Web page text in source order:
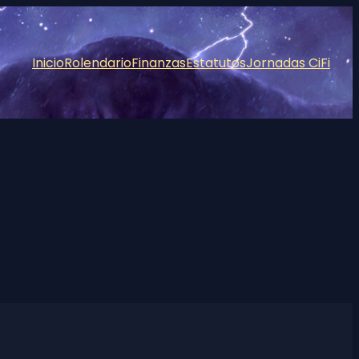
InicioRolendarioFinanzasEstatutosJornadas CiFi